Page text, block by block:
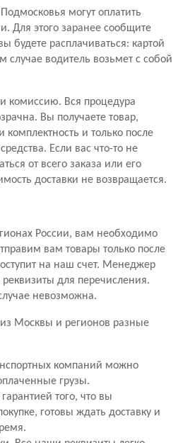
могут оплатить
Для этого заранее сообщите
будете расплачиваться: картой
водитель возьмет с собой
комиссию. Вся процедура
Вы получаете товар,
комплектность и только после
Если вас что-то не
от всего заказа или его
доставки не возвращается.
России, вам необходимо
вам товары только после
на наш счет. Менеджер
для перечисления.
невозможна.
Москвы и регионов разные
компаний можно
грузы.
того, что вы
готовы ждать доставку и